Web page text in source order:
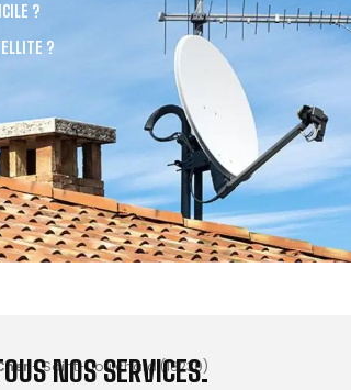
?
?
-Saint-Doulchard (18230)
NOS SERVICES.